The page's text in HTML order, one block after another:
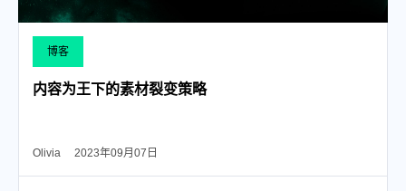
博客
内容为王下的素材裂变策略
Olivia 2023年09月07日